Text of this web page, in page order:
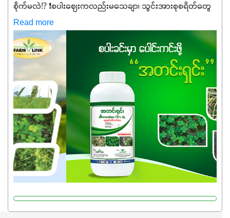
စိုက်မလဲ⁉️ ❗စပါးဈေးကလည်းမသေချာ၊ သွင်းအားစုစရိတ်တွေ
ကလည်း တက်နေတဲ့ဒီလိုအချိန်မှာ သွင်းအားစုဖိုးကို လျှော့ချပြီး
အထွက်နှုန်းကို ထိန်းထားနိုင်မှ ဦးကြီးတို့ အဆင်ပြေမှာနော် ✔️ဒါ
ကြောင့် ကိုယ်သုံးသမျှ ကိုယ့်အတွက်အကျိုးရစေမယ့်
အရည်အသွေးစိတ်ချရတဲ့ သွင်းအားစုပစ္စည်းတွေကိုပဲ ရွေးချယ်
သုံးသင့်ပါတယ်။
Read more